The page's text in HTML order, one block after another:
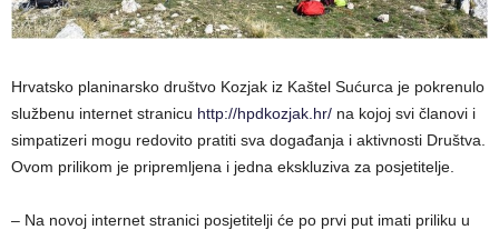
Hrvatsko planinarsko društvo Kozjak iz Kaštel Sućurca je pokrenulo
službenu internet stranicu http://hpdkozjak.hr/ na kojoj svi članovi i
simpatizeri mogu redovito pratiti sva događanja i aktivnosti Društva.
Ovom prilikom je pripremljena i jedna ekskluziva za posjetitelje.
– Na novoj internet stranici posjetitelji će po prvi put imati priliku u